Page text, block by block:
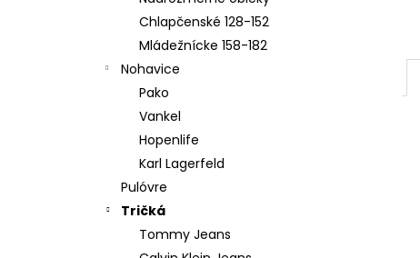
Chlapčenské 128-152
Mládežnícke 158-182
Nohavice
Pako
Vankel
Hopenlife
Karl Lagerfeld
Pulóvre
Tričká
Tommy Jeans